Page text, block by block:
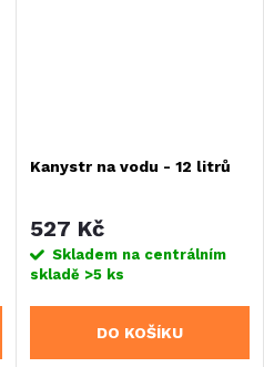
Kanystr na vodu - 12 litrů
527 Kč
Skladem na centrálním
skladě >5 ks
DO KOŠÍKU